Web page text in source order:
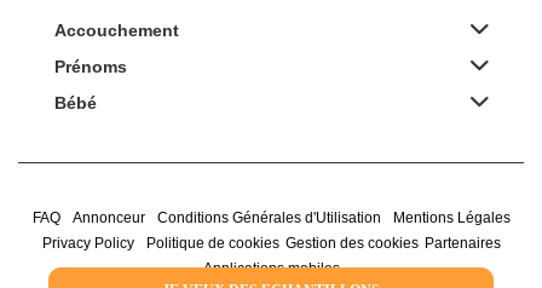
Accouchement
Prénoms
Bébé
FAQ Annonceur Conditions Générales d'Utilisation
Mentions Légales
Privacy Policy
Politique de cookies Gestion des cookies Partenaires
Applications mobiles